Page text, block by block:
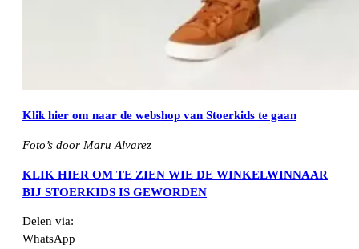
Klik hier om naar de webshop van Stoerkids te gaan
Foto’s door Maru Alvarez
KLIK HIER OM TE ZIEN WIE DE WINKELWINNAAR
BIJ STOERKIDS IS GEWORDEN
Delen via:
WhatsApp